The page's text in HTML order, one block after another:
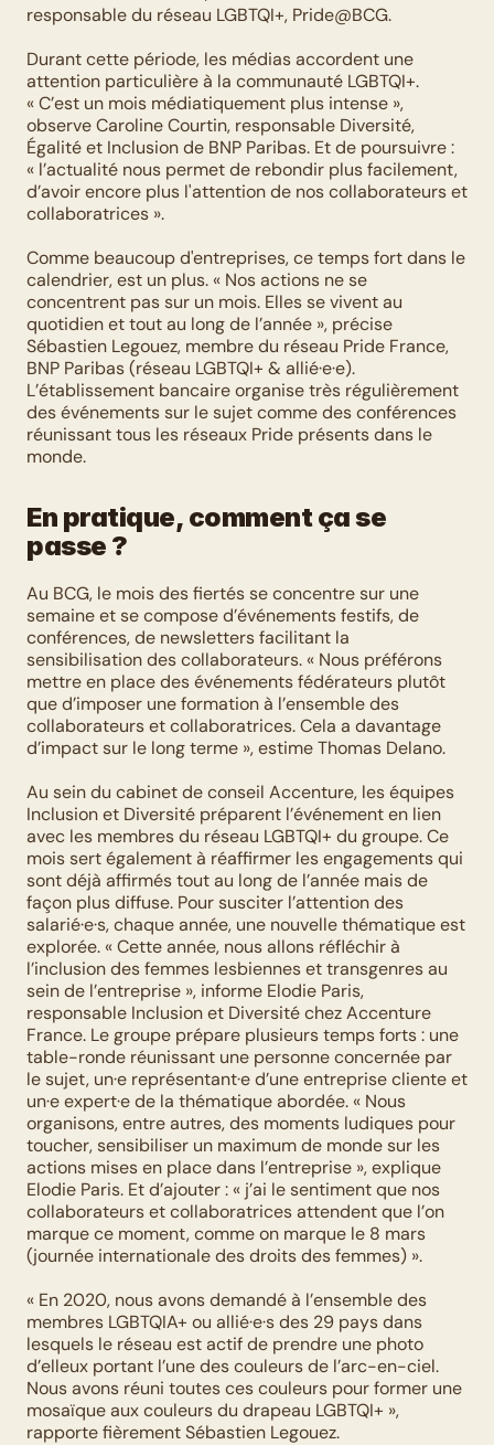
responsable du réseau LGBTQI+, Pride@BCG.
Durant cette période, les médias accordent une
attention particulière à la communauté LGBTQI+.
« C’est un mois médiatiquement plus intense »,
observe Caroline Courtin, responsable Diversité,
Égalité et Inclusion de BNP Paribas. Et de poursuivre :
« l’actualité nous permet de rebondir plus facilement,
d’avoir encore plus l'attention de nos collaborateurs et
collaboratrices ».
Comme beaucoup d'entreprises, ce temps fort dans le
calendrier, est un plus. « Nos actions ne se
concentrent pas sur un mois. Elles se vivent au
quotidien et tout au long de l’année », précise
Sébastien Legouez, membre du réseau Pride France,
BNP Paribas (réseau LGBTQI+ & allié·e·e).
L’établissement bancaire organise très régulièrement
des événements sur le sujet comme des conférences
réunissant tous les réseaux Pride présents dans le
monde.
En pratique, comment ça se
passe ?
Au BCG, le mois des fiertés se concentre sur une
semaine et se compose d’événements festifs, de
conférences, de newsletters facilitant la
sensibilisation des collaborateurs. « Nous préférons
mettre en place des événements fédérateurs plutôt
que d’imposer une formation à l’ensemble des
collaborateurs et collaboratrices. Cela a davantage
d’impact sur le long terme », estime Thomas Delano.
Au sein du cabinet de conseil Accenture, les équipes
Inclusion et Diversité préparent l’événement en lien
avec les membres du réseau LGBTQI+ du groupe. Ce
mois sert également à réaffirmer les engagements qui
sont déjà affirmés tout au long de l’année mais de
façon plus diffuse. Pour susciter l’attention des
salarié·e·s, chaque année, une nouvelle thématique est
explorée. « Cette année, nous allons réfléchir à
l’inclusion des femmes lesbiennes et transgenres au
sein de l’entreprise », informe Elodie Paris,
responsable Inclusion et Diversité chez Accenture
France. Le groupe prépare plusieurs temps forts : une
table-ronde réunissant une personne concernée par
le sujet, un·e représentant·e d’une entreprise cliente et
un·e expert·e de la thématique abordée. « Nous
organisons, entre autres, des moments ludiques pour
toucher, sensibiliser un maximum de monde sur les
actions mises en place dans l’entreprise », explique
Elodie Paris. Et d’ajouter : « j’ai le sentiment que nos
collaborateurs et collaboratrices attendent que l’on
marque ce moment, comme on marque le 8 mars
(journée internationale des droits des femmes) ».
« En 2020, nous avons demandé à l’ensemble des
membres LGBTQIA+ ou allié·e·s des 29 pays dans
lesquels le réseau est actif de prendre une photo
d’elleux portant l’une des couleurs de l’arc-en-ciel.
Nous avons réuni toutes ces couleurs pour former une
mosaïque aux couleurs du drapeau LGBTQI+ »,
rapporte fièrement Sébastien Legouez.